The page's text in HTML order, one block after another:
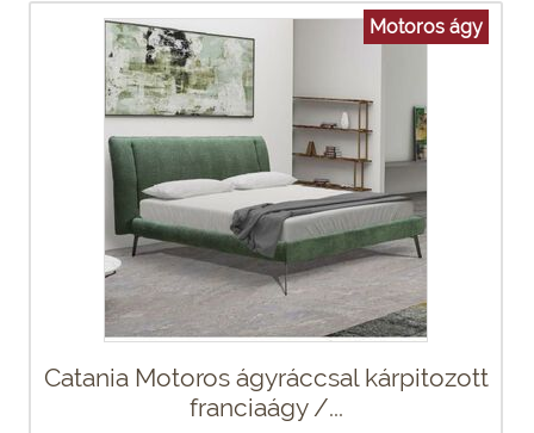
Motoros ágy
Catania Motoros ágyráccsal kárpitozott
franciaágy /...